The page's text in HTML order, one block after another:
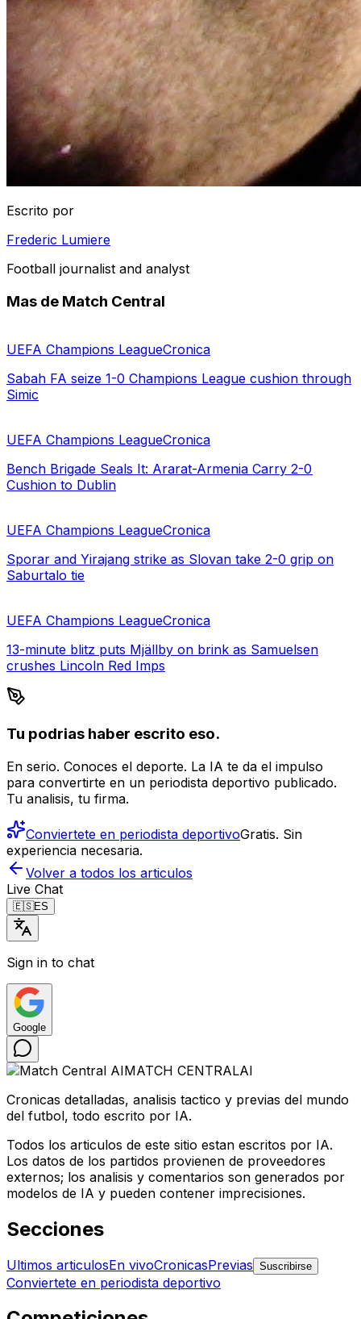
Escrito por
Frederic Lumiere
Football journalist and analyst
Mas de Match Central
UEFA Champions LeagueCronica
Sabah FA seize 1-0 Champions League cushion through
Simic
UEFA Champions LeagueCronica
Bench Brigade Seals It: Ararat-Armenia Carry 2-0
Cushion to Dublin
UEFA Champions LeagueCronica
Sporar and Yirajang strike as Slovan take 2-0 grip on
Saburtalo tie
UEFA Champions LeagueCronica
13-minute blitz puts Mjällby on brink as Samuelsen
crushes Lincoln Red Imps
Tu podrias haber escrito eso.
En serio. Conoces el deporte. La IA te da el impulso
para convertirte en un periodista deportivo publicado.
Tu analisis, tu firma.
Conviertete en periodista deportivoGratis. Sin
experiencia necesaria.
Volver a todos los articulos
Live Chat
🇪🇸ES
Sign in to chat
Google
MATCH CENTRALAI
Cronicas detalladas, analisis tactico y previas del mundo
del futbol, todo escrito por IA.
Todos los articulos de este sitio estan escritos por IA.
Los datos de los partidos provienen de proveedores
externos; los analisis y comentarios son generados por
modelos de IA y pueden contener imprecisiones.
Secciones
Ultimos articulosEn vivoCronicasPrevias Suscribirse
Conviertete en periodista deportivo